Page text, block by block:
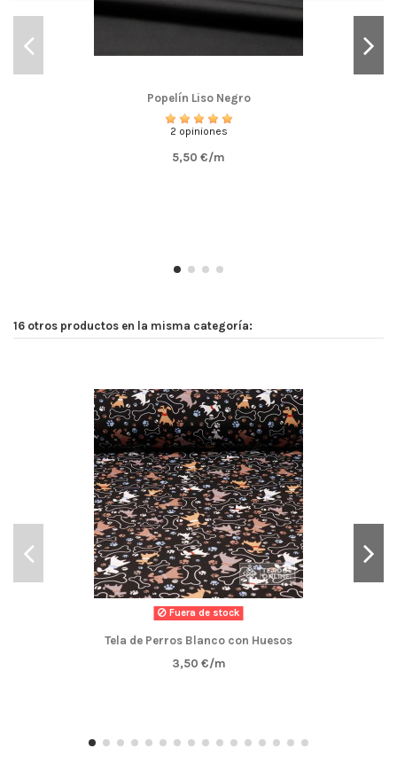
Popelín Liso Negro
2 opiniones
5,50 €/m
16 otros productos en la misma categoría:
Fuera de stock
Tela de Perros Blanco con Huesos
3,50 €/m